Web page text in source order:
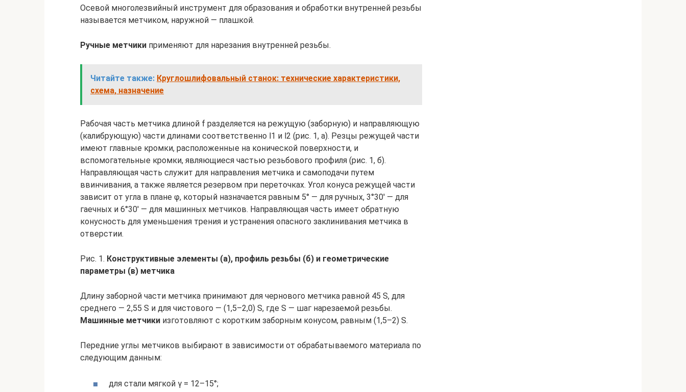
Осевой многолезвийный инструмент для образования и обработки внутренней резьбы
называется метчиком, наружной — плашкой.
Ручные метчики применяют для нарезания внутренней резьбы.
Читайте также: Круглошлифовальный станок: технические характеристики,
схема, назначение
Рабочая часть метчика длиной f разделяется на режущую (заборную) и направляющую
(калибрующую) части длинами соответственно l1 и l2 (рис. 1, а). Резцы режущей части
имеют главные кромки, расположенные на конической поверхности, и
вспомогательные кромки, являющиеся частью резьбового профиля (рис. 1, б).
Направляющая часть служит для направления метчика и самоподачи путем
ввинчивания, а также является резервом при переточках. Угол конуса режущей части
зависит от угла в плане φ, который назначается равным 5° — для ручных, 3°30′ — для
гаечных и 6°30′ — для машинных метчиков. Направляющая часть имеет обратную
конусность для уменьшения трения и устранения опасного заклинивания метчика в
отверстии.
Рис. 1. Конструктивные элементы (а), профиль резьбы (б) и геометрические
параметры (в) метчика
Длину заборной части метчика принимают для чернового метчика равной 45 S, для
среднего — 2,55 S и для чистового — (1,5–2,0) S, где S — шаг нарезаемой резьбы.
Машинные метчики изготовляют с коротким заборным конусом, равным (1,5–2) S.
Передние углы метчиков выбирают в зависимости от обрабатываемого материала по
следующим данным:
для стали мягкой γ = 12–15°;